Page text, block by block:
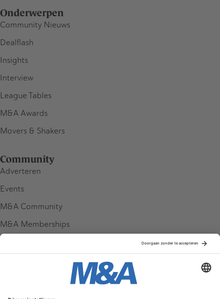
Onderwerpen
Community Nieuws
Dealflash
Insights
Interview
League Tables
M&A Awards
Movers & Shakers
Community
Adverteren
Events
M&A Community
M&A Memberships